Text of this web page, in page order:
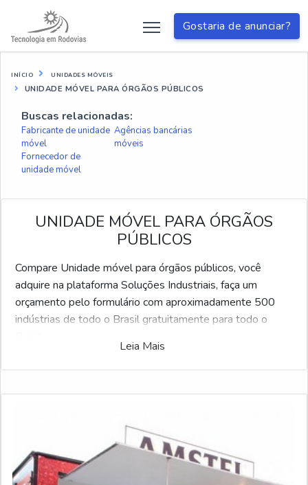
Gostaria de anunciar?
INÍCIO UNIDADES MÓVEIS
UNIDADE MÓVEL PARA ÓRGÃOS PÚBLICOS
Buscas relacionadas:
Fabricante de unidade
móvel
Agências bancárias
móveis
Fornecedor de
unidade móvel
UNIDADE MÓVEL PARA ÓRGÃOS
PÚBLICOS
Compare Unidade móvel para órgãos públicos, você
adquire na plataforma Soluções Industriais, faça um
orçamento pelo formulário com aproximadamente 500
indústrias de todo o Brasil gratuitamente para todo o
Leia Mais